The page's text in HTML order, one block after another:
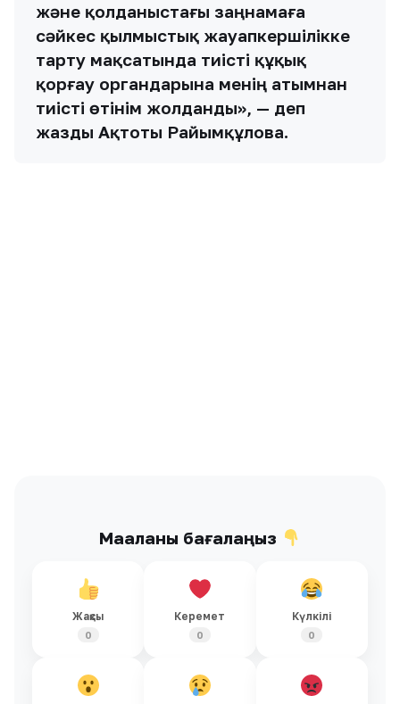
және қолданыстағы заңнамаға
сәйкес қылмыстық жауапкершілікке
тарту мақсатында тиісті құқық
қорғау органдарына менің атымнан
тиісті өтінім жолданды», — деп
жазды Ақтоты Райымқұлова.
Мақаланы бағалаңыз
Жақсы
0
Керемет
0
Күлкілі
0